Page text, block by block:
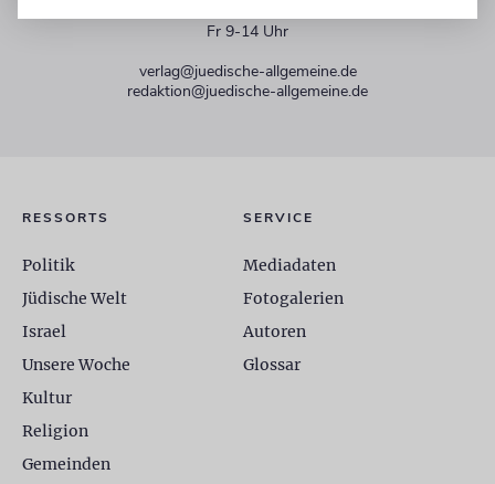
Fr 9-14 Uhr
verlag@juedische-allgemeine.de
redaktion@juedische-allgemeine.de
RESSORTS
Politik
Jüdische Welt
Israel
Unsere Woche
Kultur
Religion
Gemeinden
SERVICE
Mediadaten
Fotogalerien
Autoren
Glossar